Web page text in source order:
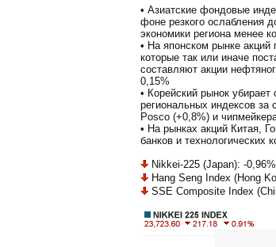
• Азиатские фондовые
фоне резкого ослабления
экономики региона менее
• На японском рынке
которые так или иначе
составляют акции
0,15%
• Корейский рынок
региональных индексов за
Posco (+0,8%) и
• На рынках акций Китая,
банков и технологических
Nikkei-225 (Japan): -0,96%
Hang Seng Index (Hong
SSE Composite Index